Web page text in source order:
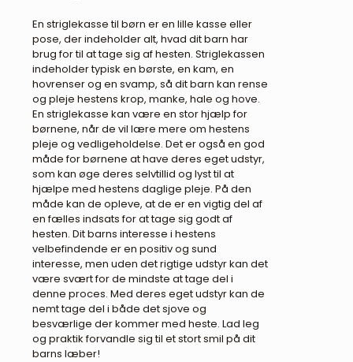
En striglekasse til børn er en lille kasse eller
pose, der indeholder alt, hvad dit barn har
brug for til at tage sig af hesten. Striglekassen
indeholder typisk en børste, en kam, en
hovrenser og en svamp, så dit barn kan rense
og pleje hestens krop, manke, hale og hove.
En striglekasse kan være en stor hjælp for
børnene, når de vil lære mere om hestens
pleje og vedligeholdelse. Det er også en god
måde for børnene at have deres eget udstyr,
som kan øge deres selvtillid og lyst til at
hjælpe med hestens daglige pleje. På den
måde kan de opleve, at de er en vigtig del af
en fælles indsats for at tage sig godt af
hesten. Dit barns interesse i hestens
velbefindende er en positiv og sund
interesse, men uden det rigtige udstyr kan det
være svært for de mindste at tage del i
denne proces. Med deres eget udstyr kan de
nemt tage del i både det sjove og
besværlige der kommer med heste. Lad leg
og praktik forvandle sig til et stort smil på dit
barns læber!